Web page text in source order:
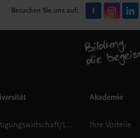
Besuchen Sie uns auf:
Fertigungswirtschaft/Logistik
Akademie
Ihre Vorteile